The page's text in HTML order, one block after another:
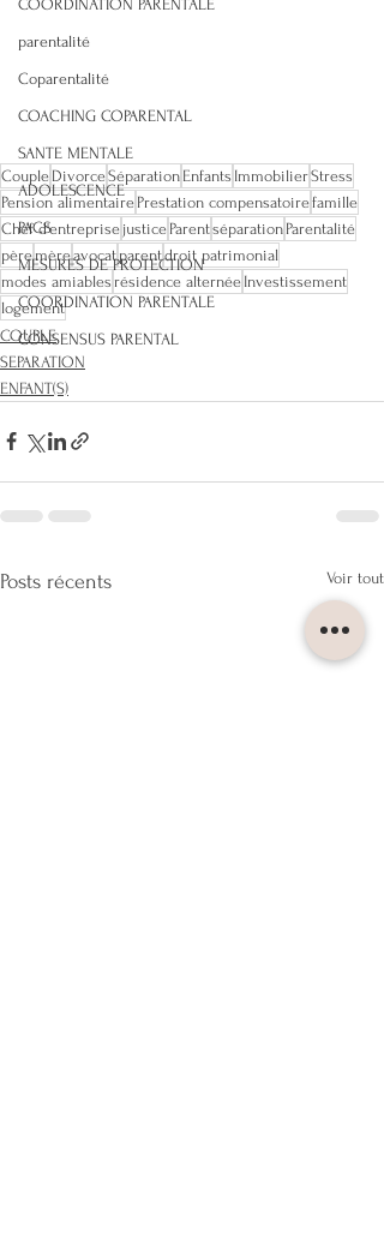
COORDINATION PARENTALE
parentalité
Coparentalité
COACHING COPARENTAL
SANTE MENTALE
ADOLESCENCE
PACS
MESURES DE PROTECTION
COORDINATION PARENTALE
CONSENSUS PARENTAL
Couple DivorceSéparation Enfants ImmobilierStress
Pension alimentaire Prestation compensatoirefamille
Chef d'entreprise justice Parentséparation Parentalité
pèremèreavocat parentdroit patrimonial
modes amiables résidence alternée Investissement
logement
COUPLE
SEPARATION
ENFANT(S)
Posts récents Voir tout